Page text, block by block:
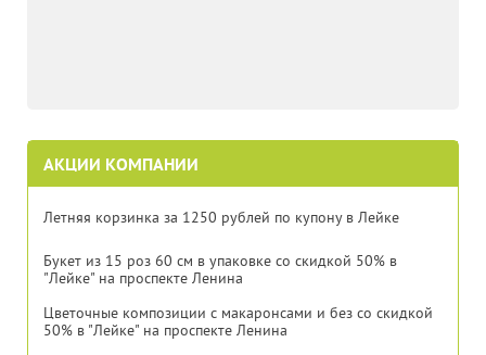
АКЦИИ КОМПАНИИ
Летняя корзинка за 1250 рублей по купону в Лейке
Букет из 15 роз 60 см в упаковке со скидкой 50% в
"Лейке" на проспекте Ленина
Цветочные композиции с макаронсами и без со скидкой
50% в "Лейке" на проспекте Ленина